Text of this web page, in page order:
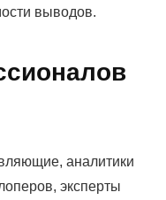
выводов.
аналитики
эксперты